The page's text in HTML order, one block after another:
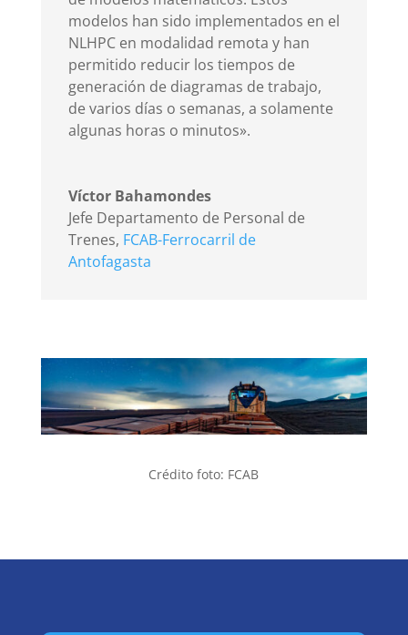
modelos han sido implementados en el
NLHPC en modalidad remota y han
permitido reducir los tiempos de
generación de diagramas de trabajo,
de varios días o semanas, a solamente
algunas horas o minutos».
Víctor Bahamondes
Jefe Departamento de Personal de
Trenes, FCAB-Ferrocarril de
Antofagasta
Crédito foto: FCAB